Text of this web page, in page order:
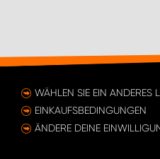
WÄHLEN SIE EIN ANDERES
EINKAUFSBEDINGUNGEN
ÄNDERE DEINE